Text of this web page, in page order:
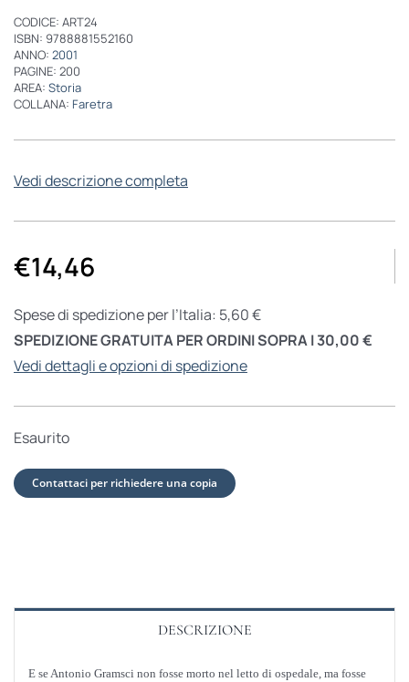
CODICE: ART24
ISBN: 9788881552160
ANNO: 2001
PAGINE: 200
AREA: Storia
COLLANA: Faretra
Vedi descrizione completa
€14,46
Spese di spedizione per l’Italia: 5,60 €
SPEDIZIONE GRATUITA PER ORDINI SOPRA I 30,00 €
Vedi dettagli e opzioni di spedizione
Esaurito
Contattaci per richiedere una copia
DESCRIZIONE
E se Antonio Gramsci non fosse morto nel letto di ospedale, ma fosse